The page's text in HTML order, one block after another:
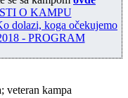
O KAMPU
dolazi, koga očekujemo
- PROGRAM
veteran kampa